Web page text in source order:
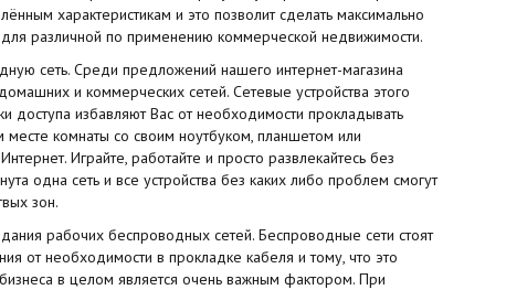
характеристикам и это позволит сделать максимально
различной по применению коммерческой недвижимости.
сеть. Среди предложений нашего интернет-магазина
и коммерческих сетей. Сетевые устройства этого
доступа избавляют Вас от необходимости прокладывать
комнаты со своим ноутбуком, планшетом или
Играйте, работайте и просто развлекайтесь без
одна сеть и все устройства без каких либо проблем смогут
зон.
рабочих беспроводных сетей. Беспроводные сети стоят
от необходимости в прокладке кабеля и тому, что это
в целом является очень важным фактором. При